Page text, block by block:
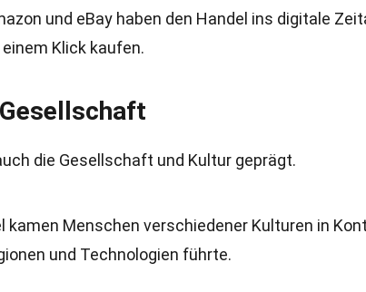
und eBay haben den Handel ins digitale
Klick kaufen.
die Gesellschaft und Kultur geprägt.
kamen Menschen verschiedener Kulturen in
und Technologien führte.